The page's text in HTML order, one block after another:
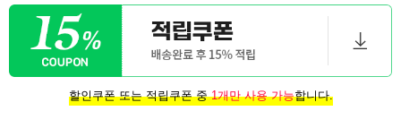
할인쿠폰 또는 적립쿠폰 중1개만 사용 가능합니다.